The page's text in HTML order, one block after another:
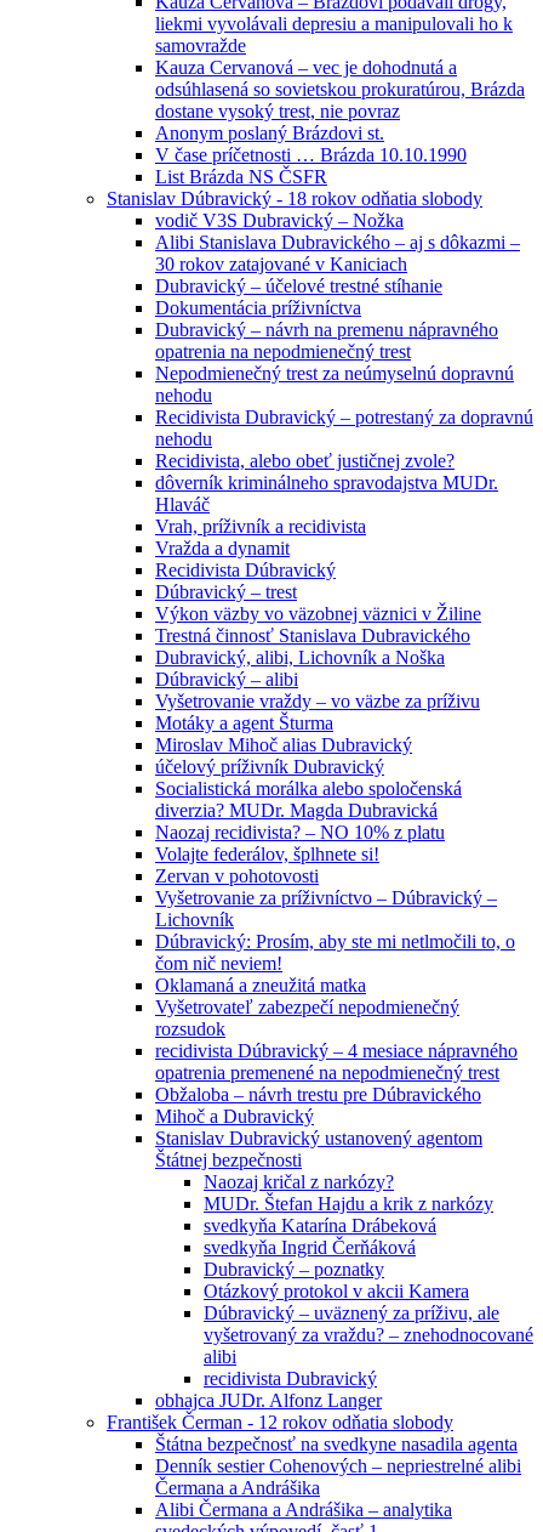
liekmi vyvolávali depresiu a manipulovali ho k
samovražde
Kauza Cervanová – vec je dohodnutá a
odsúhlasená so sovietskou prokuratúrou, Brázda
dostane vysoký trest, nie povraz
Anonym poslaný Brázdovi st.
V čase príčetnosti … Brázda 10.10.1990
List Brázda NS ČSFR
Stanislav Dúbravický - 18 rokov odňatia slobody
vodič V3S Dubravický – Nožka
Alibi Stanislava Dubravického – aj s dôkazmi –
30 rokov zatajované v Kaniciach
Dubravický – účelové trestné stíhanie
Dokumentácia príživníctva
Dubravický – návrh na premenu nápravného
opatrenia na nepodmienečný trest
Nepodmienečný trest za neúmyselnú dopravnú
nehodu
Recidivista Dubravický – potrestaný za dopravnú
nehodu
Recidivista, alebo obeť justičnej zvole?
dôverník kriminálneho spravodajstva MUDr.
Hlaváč
Vrah, príživník a recidivista
Vražda a dynamit
Recidivista Dúbravický
Dúbravický – trest
Výkon väzby vo väzobnej väznici v Žiline
Trestná činnosť Stanislava Dubravického
Dubravický, alibi, Lichovník a Noška
Dúbravický – alibi
Vyšetrovanie vraždy – vo väzbe za príživu
Motáky a agent Šturma
Miroslav Mihoč alias Dubravický
účelový príživník Dubravický
Socialistická morálka alebo spoločenská
diverzia? MUDr. Magda Dubravická
Naozaj recidivista? – NO 10% z platu
Volajte federálov, šplhnete si!
Zervan v pohotovosti
Vyšetrovanie za príživníctvo – Dúbravický –
Lichovník
Dúbravický: Prosím, aby ste mi netlmočili to, o
čom nič neviem!
Oklamaná a zneužitá matka
Vyšetrovateľ zabezpečí nepodmienečný
rozsudok
recidivista Dúbravický – 4 mesiace nápravného
opatrenia premenené na nepodmienečný trest
Obžaloba – návrh trestu pre Dúbravického
Mihoč a Dubravický
Stanislav Dubravický ustanovený agentom
Štátnej bezpečnosti
Naozaj kričal z narkózy?
MUDr. Štefan Hajdu a krik z narkózy
svedkyňa Katarína Drábeková
svedkyňa Ingrid Čerňáková
Dubravický – poznatky
Otázkový protokol v akcii Kamera
Dúbravický – uväznený za príživu, ale
vyšetrovaný za vraždu? – znehodnocované
alibi
recidivista Dubravický
obhajca JUDr. Alfonz Langer
František Čerman - 12 rokov odňatia slobody
Štátna bezpečnosť na svedkyne nasadila agenta
Denník sestier Cohenových – nepriestrelné alibi
Čermana a Andrášika
Alibi Čermana a Andrášika – analytika